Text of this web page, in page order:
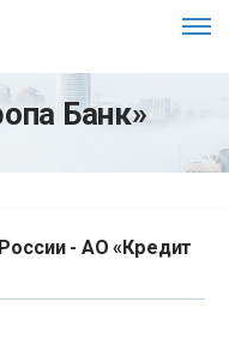
Банк»
- АО «Кредит